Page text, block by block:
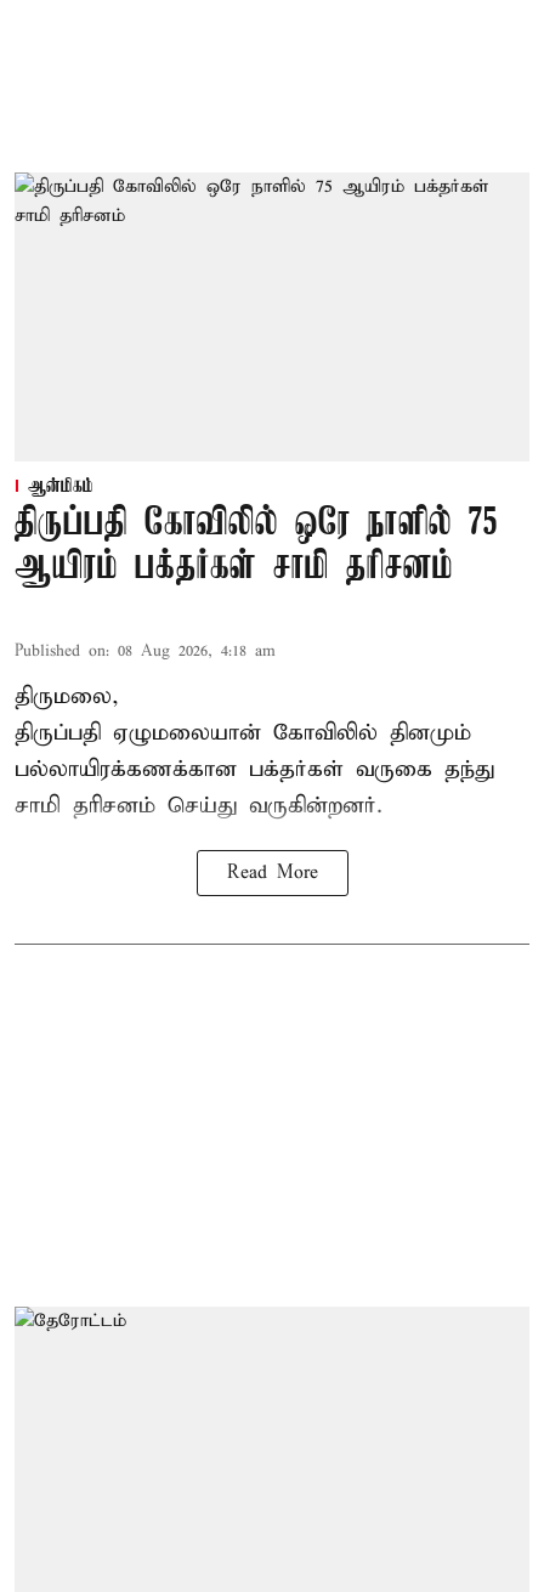
ஆன்மிகம்
திருப்பதி கோவிலில் ஒரே நாளில் 75
ஆயிரம் பக்தர்கள் சாமி தரிசனம்
Published on: 08 Aug 2026, 4:18 am
திருமலை,
திருப்பதி ஏழுமலையான் கோவிலில் தினமும்
பல்லாயிரக்கணக்கான பக்தர்கள் வருகை தந்து
சாமி தரிசனம் செய்து வருகின்றனர்.
Read More